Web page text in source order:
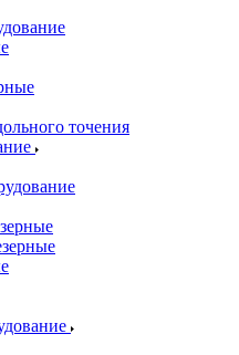
точения